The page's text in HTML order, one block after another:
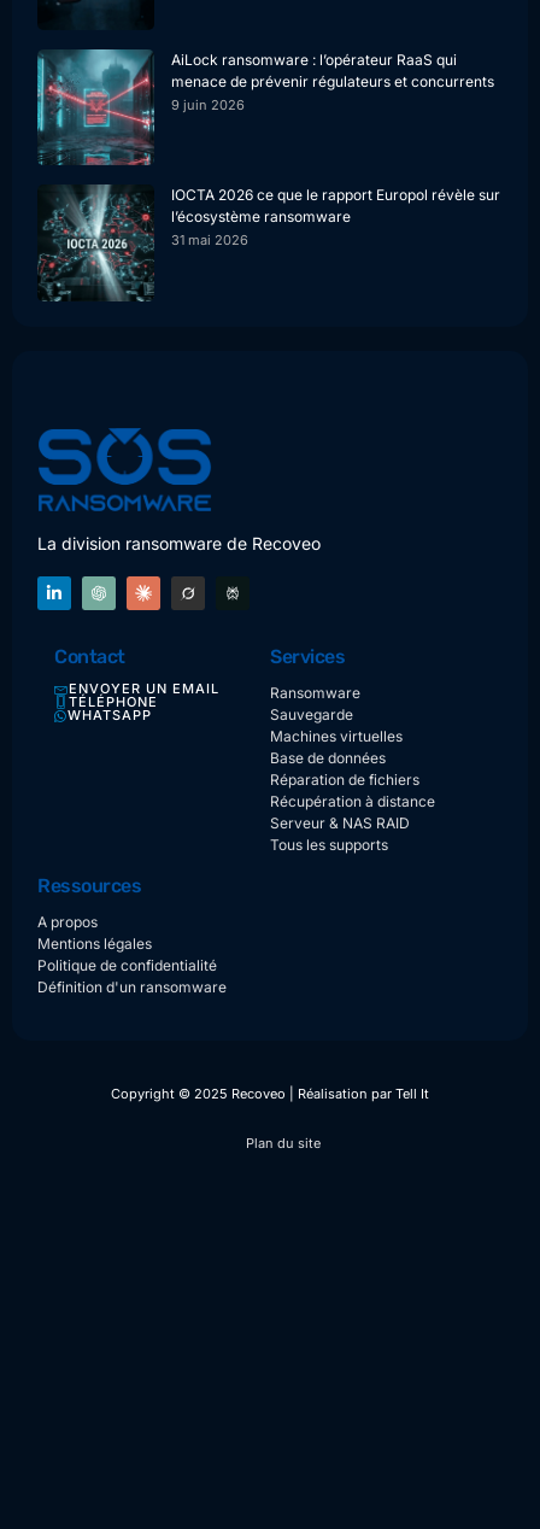
AiLock ransomware : l’opérateur RaaS qui
menace de prévenir régulateurs et concurrents
9 juin 2026
IOCTA 2026 ce que le rapport Europol révèle sur
l’écosystème ransomware
31 mai 2026
La division ransomware de Recoveo
Contact
ENVOYER UN EMAIL
TÉLÉPHONE
WHATSAPP
Services
Ransomware
Sauvegarde
Machines virtuelles
Base de données
Réparation de fichiers
Récupération à distance
Serveur & NAS RAID
Tous les supports
Ressources
A propos
Mentions légales
Politique de confidentialité
Définition d'un ransomware
Copyright © 2025 Recoveo | Réalisation par Tell It
Plan du site